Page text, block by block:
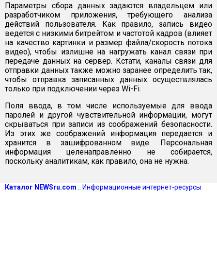
Параметры сбора данных задаются владельцем или
разработчиком приложения, требующего анализа
действий пользователя. Как правило, запись видео
ведется с низкими битрейтом и частотой кадров (влияет
на качество картинки и размер файла/скорость потока
видео), чтобы излишне на нагружать канал связи при
передаче данных на сервер. Кстати, каналы связи для
отправки данных также можно заранее определить так,
чтобы отправка записанных данных осуществлялась
только при подключении через Wi-Fi.
Поля ввода, в том числе используемые для ввода
паролей и другой чувствительной информации, могут
скрываться при записи из соображений безопасности.
Из этих же соображений информация передается и
хранится в зашифрованном виде. Персональная
информация целенаправленно не собирается,
поскольку аналитикам, как правило, она не нужна.
Каталог NEWSru.com :: Информационные интернет-ресурсы